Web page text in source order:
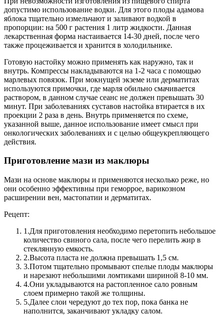
допустимо использование водки. Для этого плоды адамова
яблока тщательно измельчают и заливают водкой в
пропорции: на 500 г растения 1 литр жидкости. Данная
лекарственная форма настаивается 14-30 дней, после чего
также процеживается и хранится в холодильнике.
Готовую настойку можно применять как наружно, так и
внутрь. Компрессы накладываются на 1-2 часа с помощью
марлевых повязок. При мокнущей экземе или дерматитах
используются примочки, где марля обильно смачивается
раствором, в данном случае сеанс не должен превышать 30
минут. При заболеваниях суставов настойка втирается в их
проекции 2 раза в день. Внутрь применяется по схеме,
указанной выше, данное использование имеет смысл при
онкологических заболеваниях и с целью общеукрепляющего
действия.
Приготовление мази из маклюры
Мази на основе маклюры и применяются несколько реже, но
они особенно эффективны при геморрое, варикозном
расширении вен, мастопатии и дерматитах.
Рецепт:
1.Для приготовления необходимо перетопить небольшое
количество свиного сала, после чего перелить жир в
стеклянную емкость.
2.Высота пласта не должна превышать 1,5 см.
3.Потом тщательно промывают спелые плоды маклюры
и нарезают небольшими ломтиками шириной 8-10 мм.
4.Они укладываются на растопленное сало ровным
слоем примерно такой же толщины.
5.Далее слои чередуют до тех пор, пока банка не
наполнится, заканчивают укладку салом.